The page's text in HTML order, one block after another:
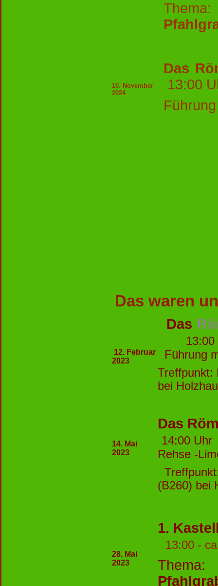
10. November
2024
Das
Das waren
12. Februar
2023
Das
Führung
Treffpunkt:
bei
14. Mai
2023
Das
14:00
Rehse -
(B260) bei
28. Mai
2023
1.
13:00 -
Thema: